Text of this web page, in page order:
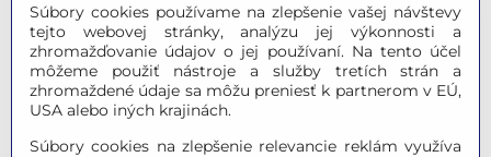
Značky
Výpredaj
Tipy na darčeky
Súbory cookies používame na zlepšenie vašej návštevy
tejto webovej stránky, analýzu jej výkonnosti a
zhromažďovanie údajov o jej používaní. Na tento účel
môžeme použiť nástroje a služby tretích strán a
zhromaždené údaje sa môžu preniesť k partnerom v EÚ,
USA alebo iných krajinách.
Súbory cookies na zlepšenie relevancie reklám využíva